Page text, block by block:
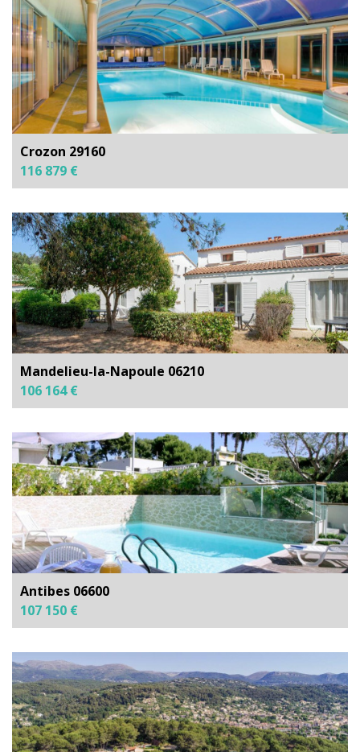
Crozon 29160
116 879 €
Mandelieu-la-Napoule 06210
106 164 €
Antibes 06600
107 150 €